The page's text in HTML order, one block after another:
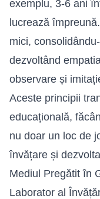
exemplu, 3-6 ani
lucrează
mici,
dezvoltând
observare și
Aceste principii
educațională,
nu doar un loc de
învățare și
Mediul Pregătit în
Laborator al